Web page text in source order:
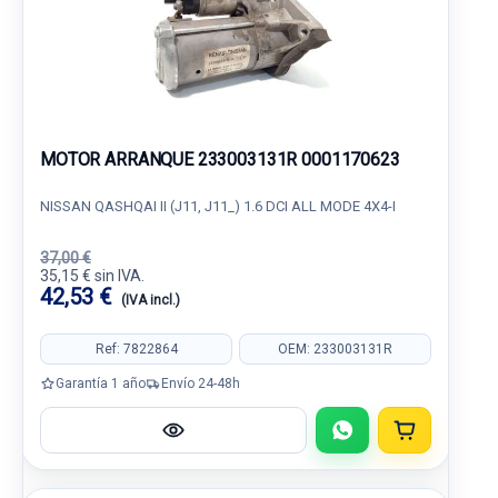
MOTOR ARRANQUE 233003131R 0001170623
NISSAN QASHQAI II (J11, J11_) 1.6 DCI ALL MODE 4X4-I
37,00 €
35,15 € sin IVA.
42,53 € (IVA incl.)
Ref: 7822864 OEM: 233003131R
Garantía 1 año Envío 24-48h